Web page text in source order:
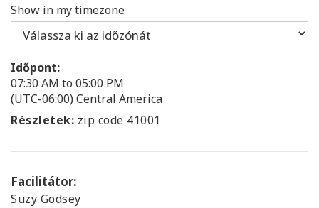
Show in my timezone
Időpont:
07:30 AM to 05:00 PM
(UTC-06:00) Central America
Részletek: zip code 41001
Facilitátor:
Suzy Godsey